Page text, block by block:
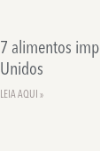
7 alimentos
Unidos
LEIA AQUI »